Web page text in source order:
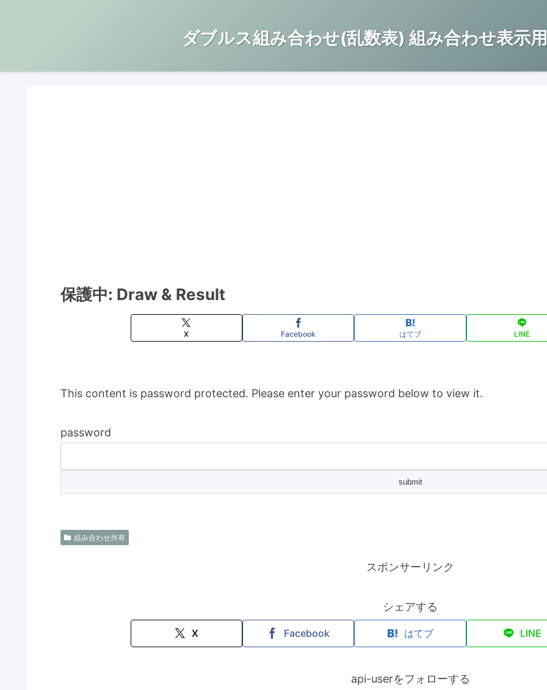
ダブルス組み合わせ(乱数表) 組み合わせ表示
保護中: Draw & Result
X Facebook はてブ LINE
This content is password protected. Please enter your password below to view it.
password
組み合わせ共有
スポンサーリンク
シェアする
X Facebook はてブ LINE
api-userをフォローする